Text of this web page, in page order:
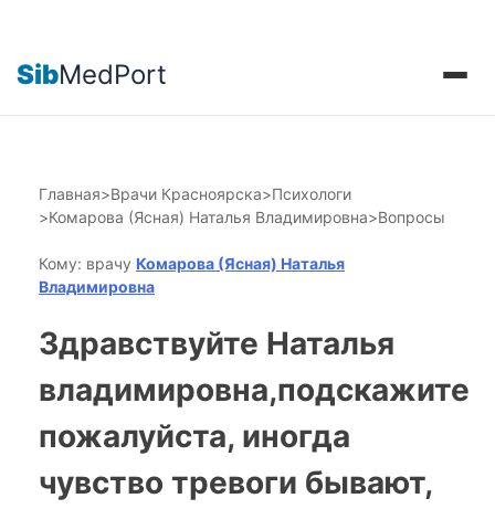
SibMedPort
Главная>Врачи Красноярска>Психологи
>Комарова (Ясная) Наталья Владимировна>Вопросы
Кому: врачу Комарова (Ясная) Наталья
Владимировна
Здравствуйте Наталья
владимировна,подскажите
пожалуйста, иногда
чувство тревоги бывают,